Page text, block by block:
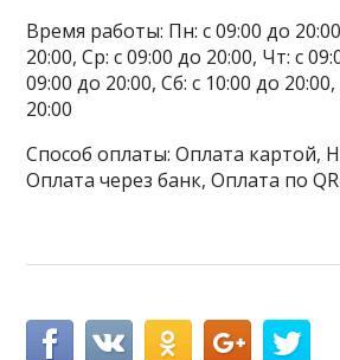
Время работы: Пн: с 09:00 до
20:00, Ср: с 09:00 до 20:00, Чт: с
09:00 до 20:00, Сб: с 10:00 до
20:00
Способ оплаты: Оплата картой,
Оплата через банк, Оплата по